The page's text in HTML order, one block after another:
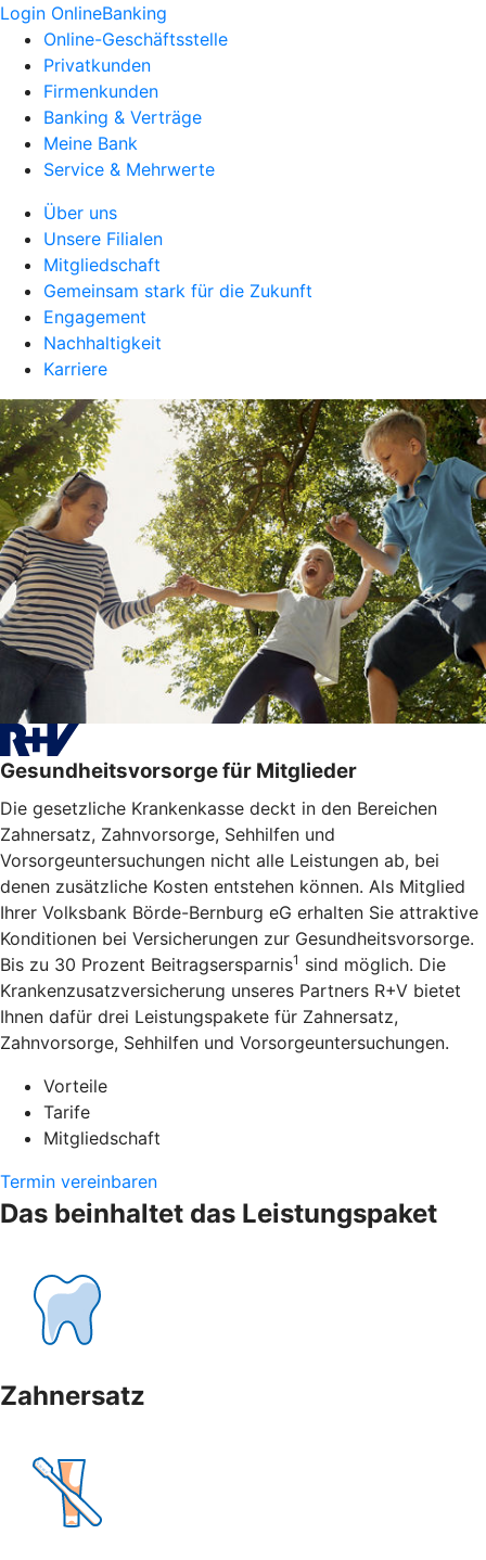
Login OnlineBanking
Online-Geschäftsstelle
Privatkunden
Firmenkunden
Banking & Verträge
Meine Bank
Service & Mehrwerte
Über uns
Unsere Filialen
Mitgliedschaft
Gemeinsam stark für die Zukunft
Engagement
Nachhaltigkeit
Karriere
Gesundheitsvorsorge für Mitglieder
Die gesetzliche Krankenkasse deckt in den Bereichen
Zahnersatz, Zahnvorsorge, Sehhilfen und
Vorsorgeuntersuchungen nicht alle Leistungen ab, bei
denen zusätzliche Kosten entstehen können. Als Mitglied
Ihrer Volksbank Börde-Bernburg eG erhalten Sie attraktive
Konditionen bei Versicherungen zur Gesundheitsvorsorge.
Bis zu 30 Prozent Beitragsersparnis1 sind möglich. Die
Krankenzusatzversicherung unseres Partners R+V bietet
Ihnen dafür drei Leistungspakete für Zahnersatz,
Zahnvorsorge, Sehhilfen und Vorsorgeuntersuchungen.
Vorteile
Tarife
Mitgliedschaft
Termin vereinbaren
Das beinhaltet das Leistungspaket
Zahnersatz